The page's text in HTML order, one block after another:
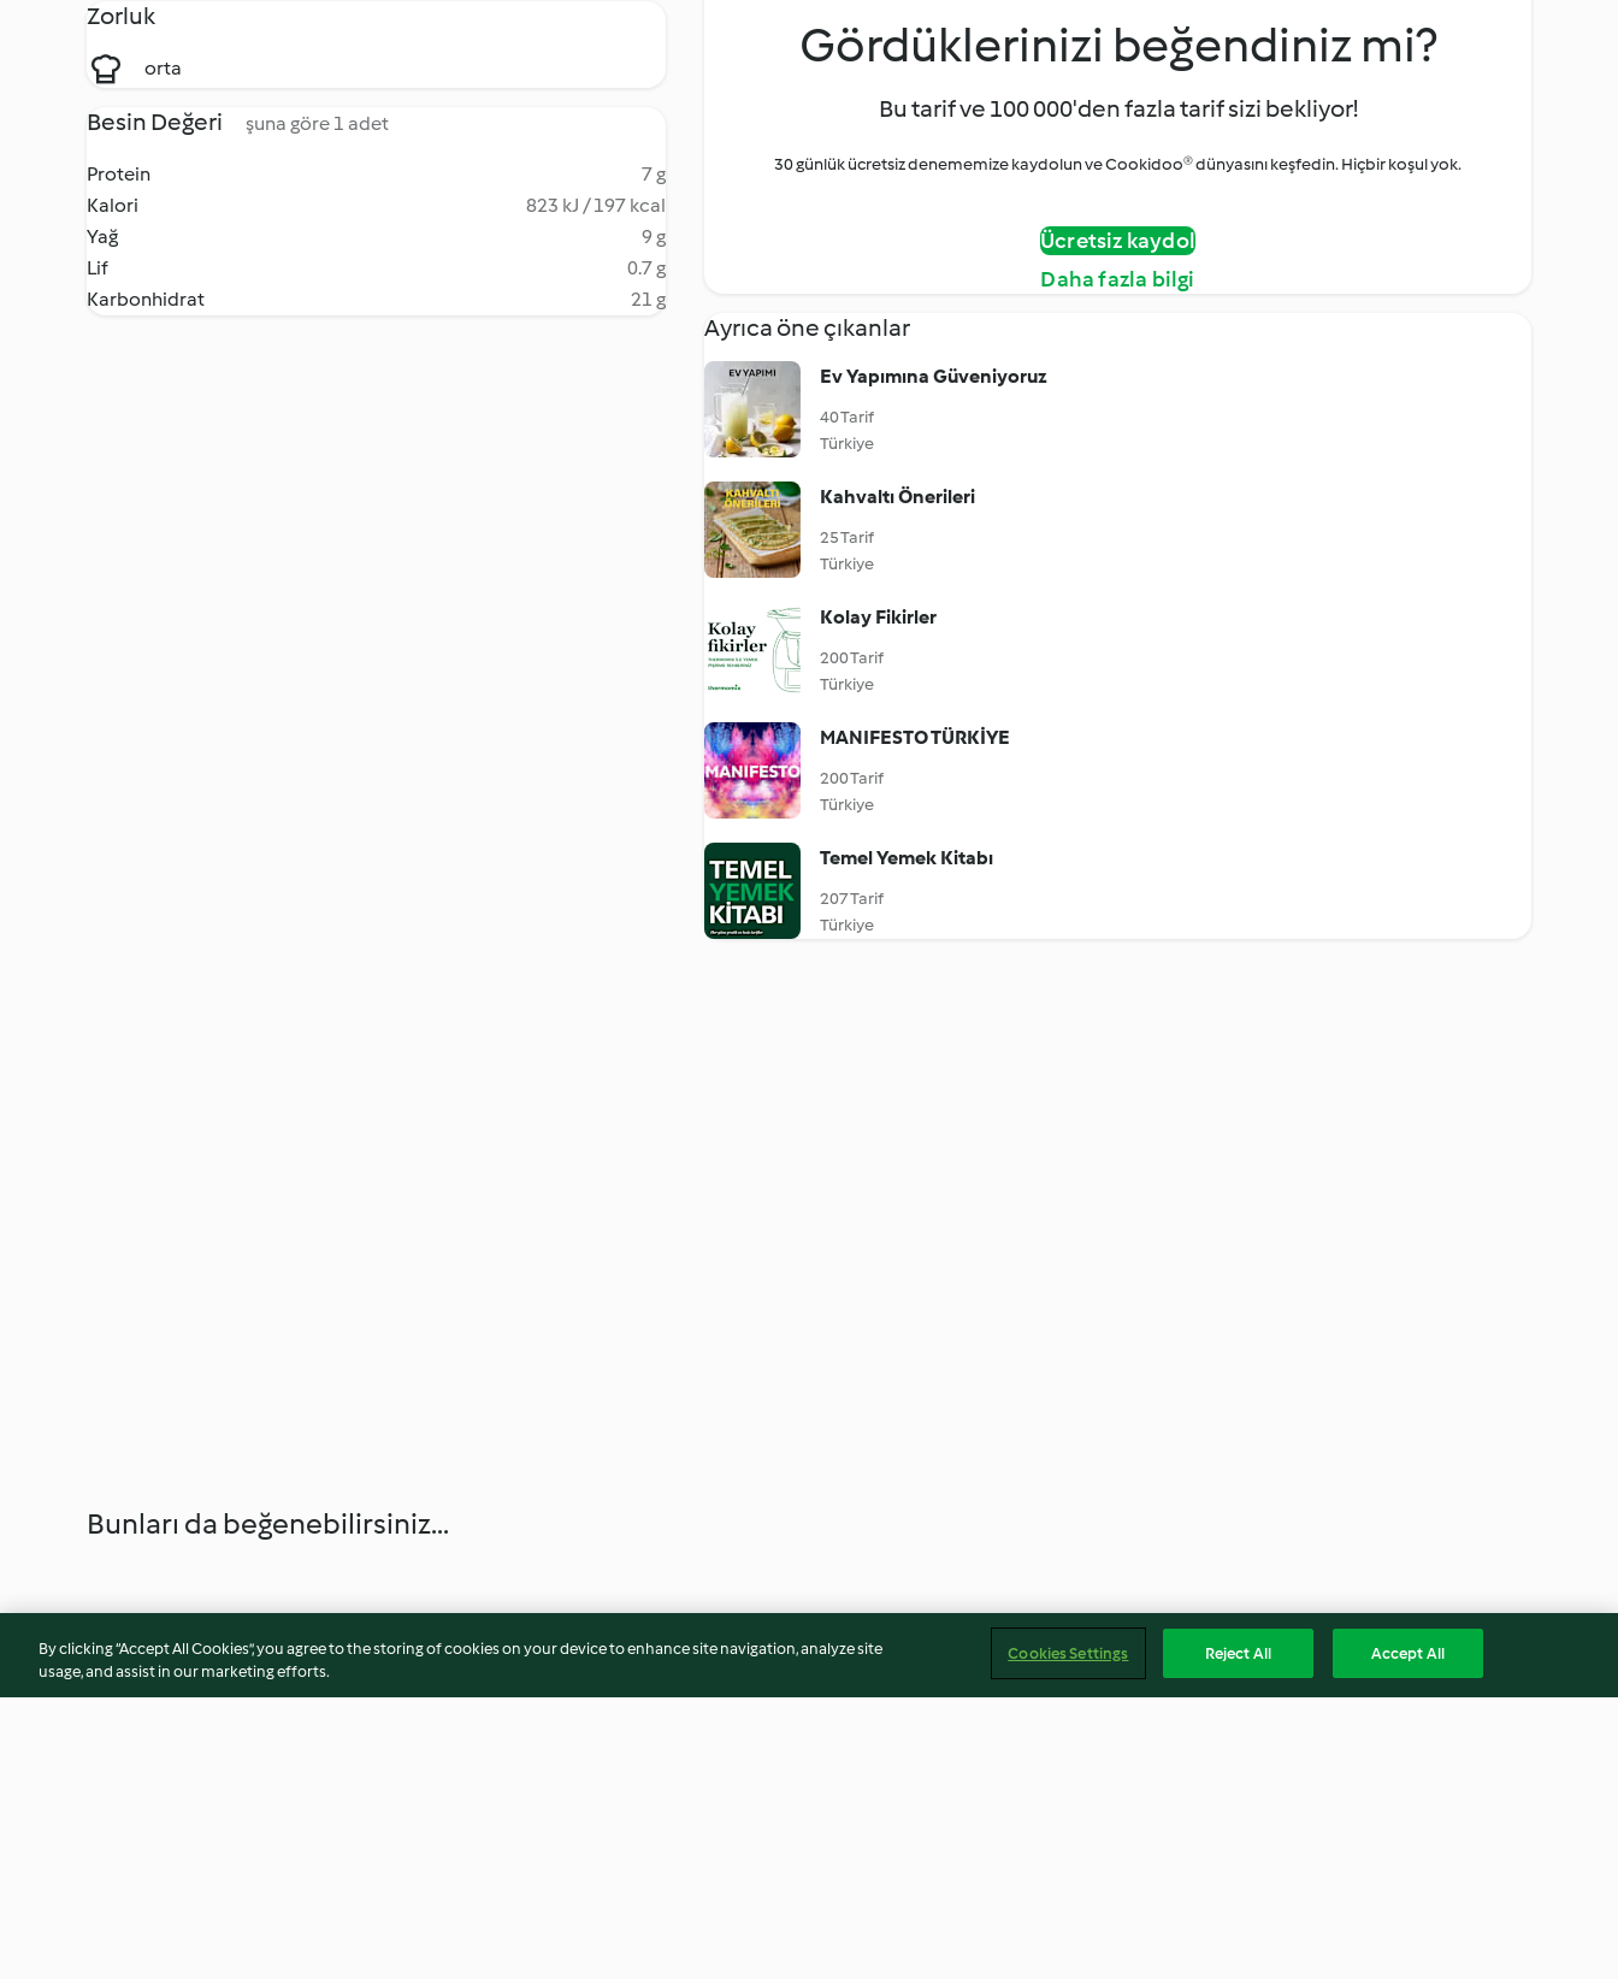
Zorluk
orta
Besin Değeri şuna göre 1 adet
Protein
7 g
Kalori
823 kJ / 197 kcal
Yağ
9 g
Lif
0.7 g
Karbonhidrat
21 g
Gördüklerinizi beğendiniz mi?
Bu tarif ve 100 000'den fazla tarif sizi bekliyor!
30 günlük ücretsiz denememize kaydolun ve Cookidoo® dünyasını keşfedin. Hiçbir koşul yok.
Ücretsiz kaydol
Daha fazla bilgi
Ayrıca öne çıkanlar
Ev Yapımına Güveniyoruz
40 Tarif
Türkiye
Kahvaltı Önerileri
25 Tarif
Türkiye
Kolay Fikirler
200 Tarif
Türkiye
MANIFESTO TÜRKİYE
200 Tarif
Türkiye
Temel Yemek Kitabı
207 Tarif
Türkiye
Bunları da beğenebilirsiniz...
By clicking “Accept All Cookies”, you agree to the storing of cookies on your device to enhance site navigation, analyze site
usage, and assist in our marketing efforts.
Cookies Settings Reject All Accept All